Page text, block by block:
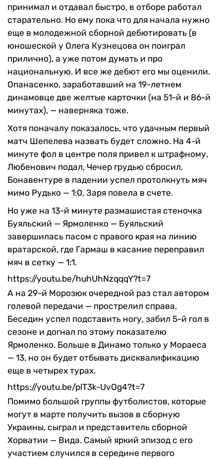
принимал и отдавал быстро, в отборе работал
старательно. Но ему пока что для начала нужно
еще в молодежной сборной дебютировать (в
юношеской у Олега Кузнецова он поиграл
прилично), а уже потом думать и про
национальную. И все же дебют его мы оценили.
Опанасенко, заработавший на 19-летнем
динамовце две желтые карточки (на 51-й и 86-й
минутах), — наверняка тоже.
Хотя поначалу показалось, что удачным первый
матч Шепелева назвать будет сложно. На 4-й
минуте фол в центре поля привел к штрафному,
Любенович подал, Чечер грудью сбросил,
Бонавентуре в падении успел протолкнуть мяч
мимо Рудько — 1:0, Заря повела в счете.
Но уже на 13-й минуте размашистая стеночка
Буяльский — Ярмоленко — Буяльский
завершилась пасом с правого края на линию
вратарской, где Гармаш в касание переправил
мяч в сетку — 1:1.
https://youtu.be/huhUhNzqqqY?t=7
А на 29-й Морозюк очередной раз стал автором
голевой передачи — прострелил справа,
Беседин успел подставить ногу, забил 5-й гол в
сезоне и догнал по этому показателю
Ярмоленко. Больше в Динамо только у Мораеса
— 13, но он будет отбывать дисквалификацию
еще в четырех турах.
https://youtu.be/plT3k-UvOg4?t=7
Помимо большой группы футболистов, которые
могут в марте получить вызов в сборную
Украины, сыграл и представитель сборной
Хорватии — Вида. Самый яркий эпизод с его
участием случился в середине первого